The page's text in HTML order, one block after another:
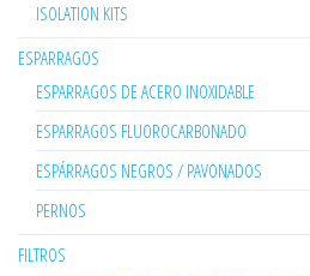
ISOLATION KITS
ESPARRAGOS
ESPARRAGOS DE ACERO INOXIDABLE
ESPARRAGOS FLUOROCARBONADO
ESPÁRRAGOS NEGROS / PAVONADOS
PERNOS
FILTROS